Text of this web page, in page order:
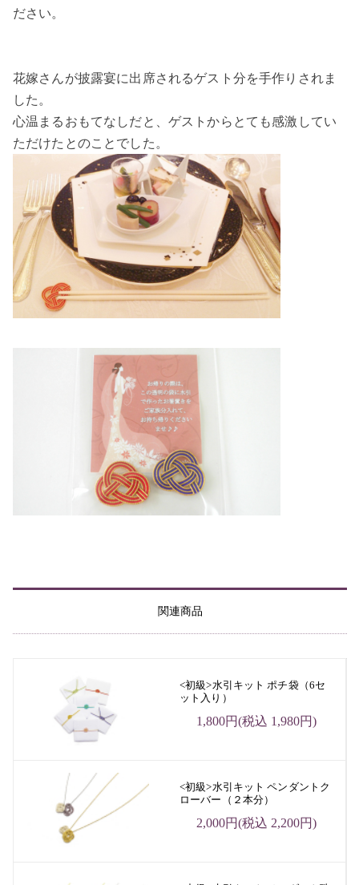
ださい。
花嫁さんが披露宴に出席されるゲスト分を手作りされま
した。
心温まるおもてなしだと、ゲストからとても感激してい
ただけたとのことでした。
関連商品
<初級>水引キット ポチ袋（6セ
ット入り）
1,800円(税込 1,980円)
<初級>水引キット ペンダントク
ローバー（２本分）
2,000円(税込 2,200円)